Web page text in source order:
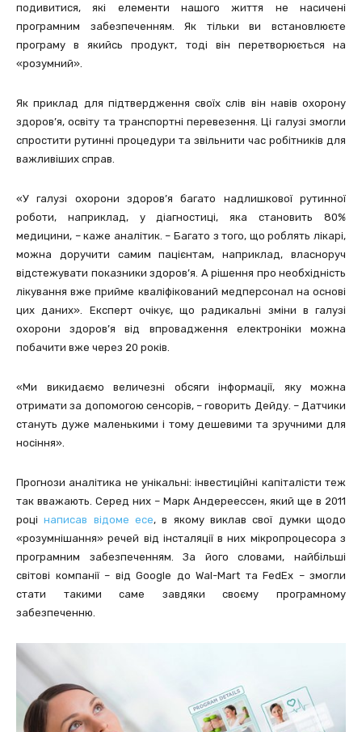
подивитися, які елементи нашого життя не насичені
програмним забезпеченням. Як тільки ви встановлюєте
програму в якийсь продукт, тоді він перетворюється на
«розумний».
Як приклад для підтвердження своїх слів він навів охорону
здоров’я, освіту та транспортні перевезення. Ці галузі змогли
спростити рутинні процедури та звільнити час робітників для
важливіших справ.
«У галузі охорони здоров’я багато надлишкової рутинної
роботи, наприклад, у діагностиці, яка становить 80%
медицини, – каже аналітик. – Багато з того, що роблять лікарі,
можна доручити самим пацієнтам, наприклад, власноруч
відстежувати показники здоров’я. А рішення про необхідність
лікування вже прийме кваліфікований медперсонал на основі
цих даних». Експерт очікує, що радикальні зміни в галузі
охорони здоров’я від впровадження електроніки можна
побачити вже через 20 років.
«Ми викидаємо величезні обсяги інформації, яку можна
отримати за допомогою сенсорів, – говорить Дейду. – Датчики
стануть дуже маленькими і тому дешевими та зручними для
носіння».
Прогнози аналітика не унікальні: інвестиційні капіталісти теж
так вважають. Серед них – Марк Андереессен, який ще в 2011
роцінаписав відоме есе, в якому виклав свої думки щодо
«розумнішання» речей від інсталяції в них мікропроцесора з
програмним забезпеченням. За його словами, найбільші
світові компанії – від Google до Wal-Mart та FedEx – змогли
стати такими саме завдяки своєму програмному
забезпеченню.